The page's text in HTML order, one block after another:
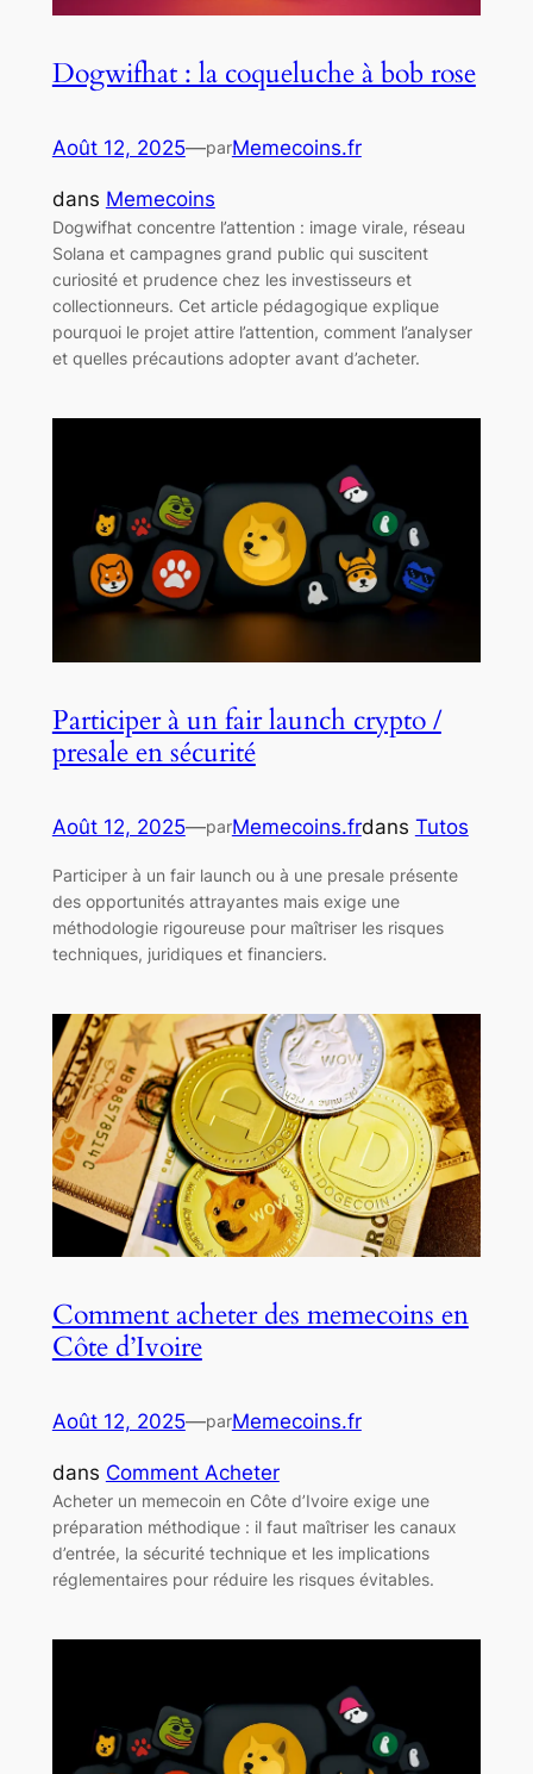
Dogwifhat : la coqueluche à bob rose
Août 12, 2025—parMemecoins.fr
dans Memecoins
Dogwifhat concentre l’attention : image virale, réseau
Solana et campagnes grand public qui suscitent
curiosité et prudence chez les investisseurs et
collectionneurs. Cet article pédagogique explique
pourquoi le projet attire l’attention, comment l’analyser
et quelles précautions adopter avant d’acheter.
Participer à un fair launch crypto /
presale en sécurité
Août 12, 2025—parMemecoins.frdans Tutos
Participer à un fair launch ou à une presale présente
des opportunités attrayantes mais exige une
méthodologie rigoureuse pour maîtriser les risques
techniques, juridiques et financiers.
Comment acheter des memecoins en
Côte d’Ivoire
Août 12, 2025—parMemecoins.fr
dans Comment Acheter
Acheter un memecoin en Côte d’Ivoire exige une
préparation méthodique : il faut maîtriser les canaux
d’entrée, la sécurité technique et les implications
réglementaires pour réduire les risques évitables.